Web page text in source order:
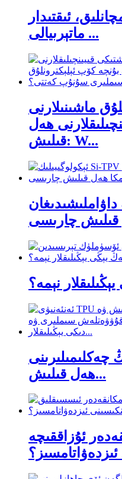
ئىقتىدار
ماتېرىيالى ...
ماشىنىلارنى
ھەل
قىلىش: W...
چەكلىمىلىرىنى
ھەل قىلىش...
ئۇزاققىچە